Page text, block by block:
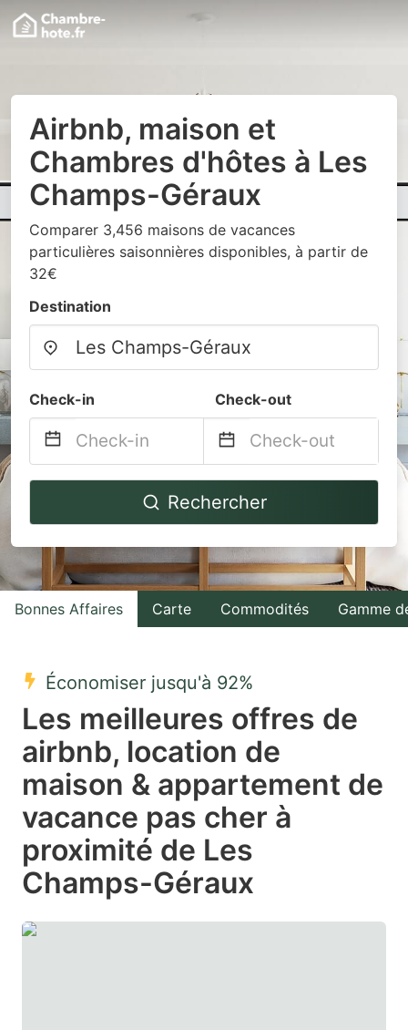
Airbnb, maison et
Chambres d'hôtes à Les
Champs-Géraux
Comparer 3,456 maisons de vacances
particulières saisonnières disponibles, à partir de
32€
Destination
Check-in Check-out
Navigate
to
interact
with
the
select
date.
Press
question
mark
key
Navigate
backward
to
interact
with
the
select
a
date.
Press
question
mark
key
Rechercher
Bonnes Affaires Carte Commodités Gamme
Économiser jusqu'à 92%
Les meilleures offres de
airbnb, location de
maison & appartement de
vacance pas cher à
proximité de Les
Champs-Géraux